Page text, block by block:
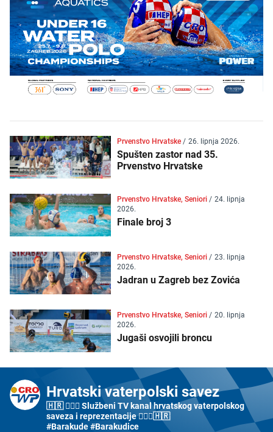
Prvenstvo Hrvatske / 26. lipnja 2026.
Spušten zastor nad 35.
Prvenstvo Hrvatske
Prvenstvo Hrvatske, Seniori / 24. lipnja
2026.
Finale broj 3
Prvenstvo Hrvatske, Seniori / 23. lipnja
2026.
Jadran u Zagreb bez Zovića
Prvenstvo Hrvatske, Seniori / 20. lipnja
2026.
Jugaši osvojili broncu
Hrvatski vaterpolski savez
🇭🇷 🤽🏼‍♂️ Službeni TV kanal hrvatskog vaterpolskog
saveza i reprezentacije 🤽🏼‍♀️🇭🇷
#Barakude #Barakudice